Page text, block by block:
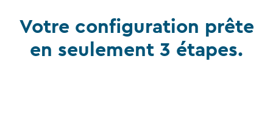
Votre configuration prête
en seulement 3 étapes.